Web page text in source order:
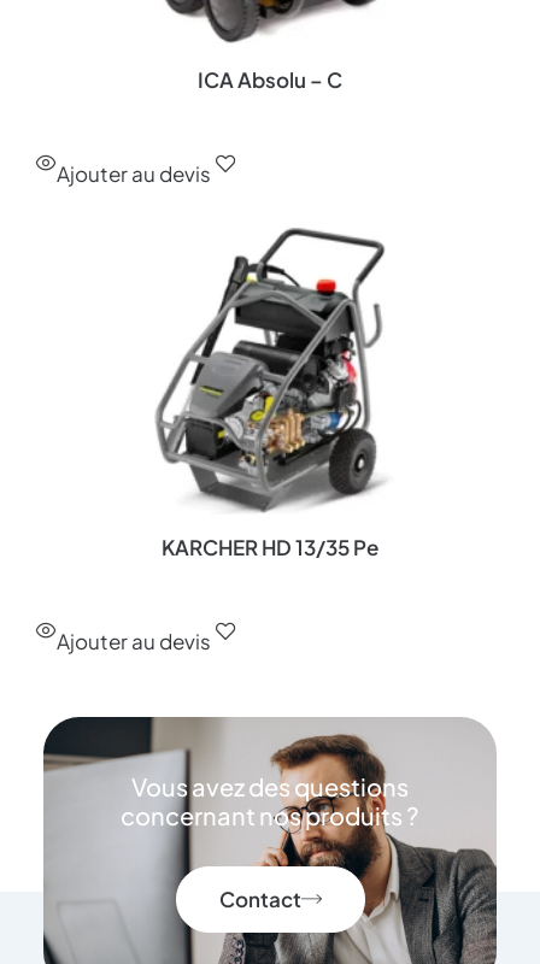
ICA Absolu – C
Ajouter au devis
KARCHER HD 13/35 Pe
Ajouter au devis
Vous avez des questions
concernant nos produits ?
Contact